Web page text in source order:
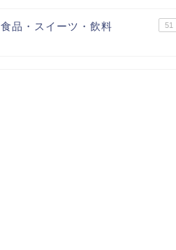
食品・スイーツ・飲料 51